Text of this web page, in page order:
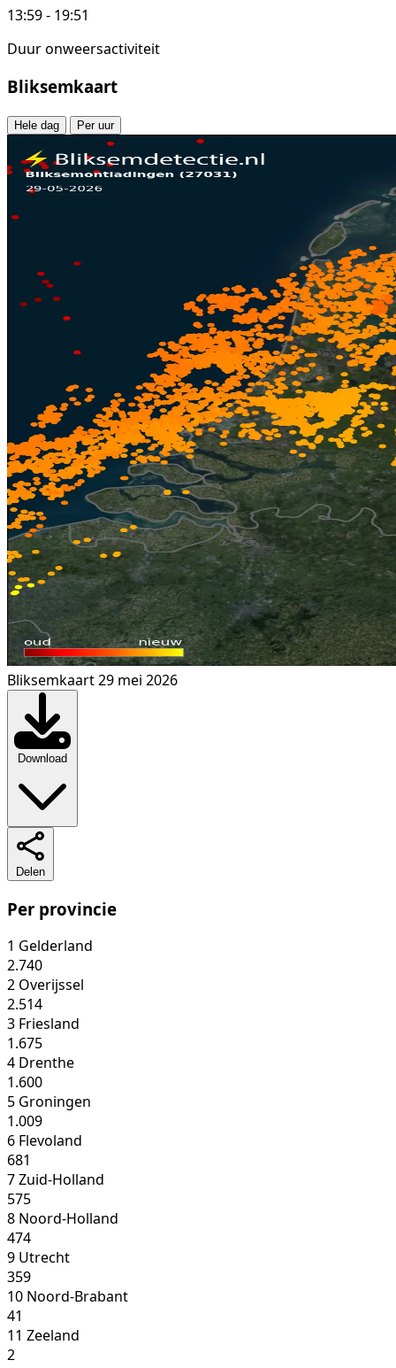
13:59 - 19:51
Duur onweersactiviteit
Bliksemkaart
Hele dag Per uur
Bliksemkaart 29 mei 2026
Download
Delen
Per provincie
1 Gelderland
2.740
2 Overijssel
2.514
3 Friesland
1.675
4 Drenthe
1.600
5 Groningen
1.009
6 Flevoland
681
7Zuid-Holland
575
8 Noord-Holland
474
9 Utrecht
359
10 Noord-Brabant
41
11 Zeeland
2